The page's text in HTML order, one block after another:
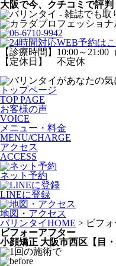
大阪で今、クチコミで評
【診療時間】10:00～21:00
【定休日】 不定休
トップページ
TOP PAGE
お客様の声
VOICE
メニュー・料金
MENU/CHARGE
アクセス
ACCESS
ネット予約
LINEに登録
地図・アクセス
バリンタイHOME > ビフ
ビフォーアフター
小顔矯正 大阪市西区【目